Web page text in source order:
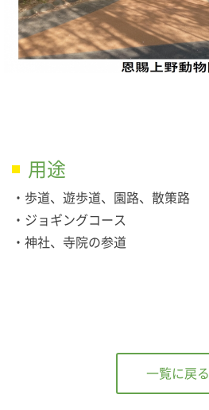
用途
・歩道、遊歩道、園路、散策路
・ジョギングコース
・神社、寺院の参道
一覧に戻る